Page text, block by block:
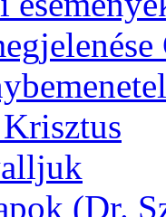
(Dr.